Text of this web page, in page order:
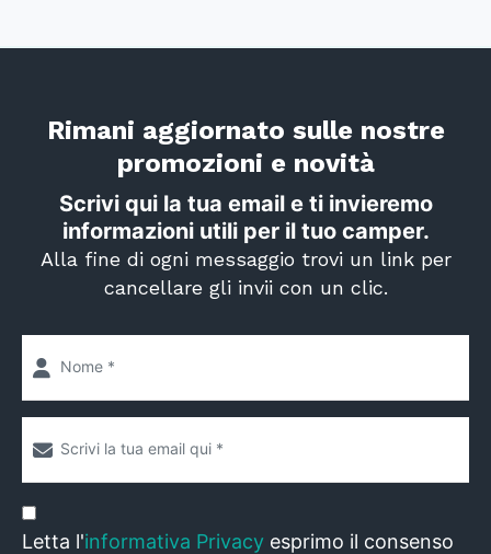
Rimani aggiornato sulle nostre
promozioni e novità
Scrivi qui la tua email e ti invieremo
informazioni utili per il tuo camper.
Alla fine di ogni messaggio trovi un link per
cancellare gli invii con un clic.
Letta l'informativa Privacy esprimo il consenso